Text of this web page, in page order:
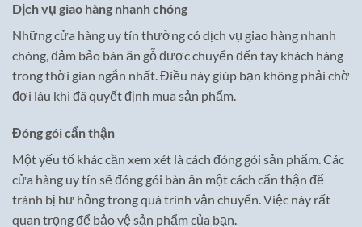
Dịch vụ giao hàng nhanh chóng
Những cửa hàng uy tín thường có dịch vụ giao hàng nhanh
chóng, đảm bảo bàn ăn gỗ được chuyển đến tay khách hàng
trong thời gian ngắn nhất. Điều này giúp bạn không phải chờ
đợi lâu khi đã quyết định mua sản phẩm.
Đóng gói cẩn thận
Một yếu tố khác cần xem xét là cách đóng gói sản phẩm. Các
cửa hàng uy tín sẽ đóng gói bàn ăn một cách cẩn thận để
tránh bị hư hỏng trong quá trình vận chuyển. Việc này rất
quan trọng để bảo vệ sản phẩm của bạn.